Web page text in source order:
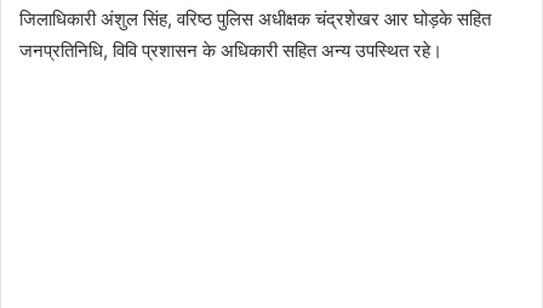
जिलाधिकारी अंशुल सिंह, वरिष्ठ पुलिस अधीक्षक चंद्रशेखर आर घोड़के सहित
जनप्रतिनिधि, विवि प्रशासन के अधिकारी सहित अन्य उपस्थित रहे।